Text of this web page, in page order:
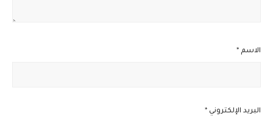
الاسم *
البريد الإلكتروني *